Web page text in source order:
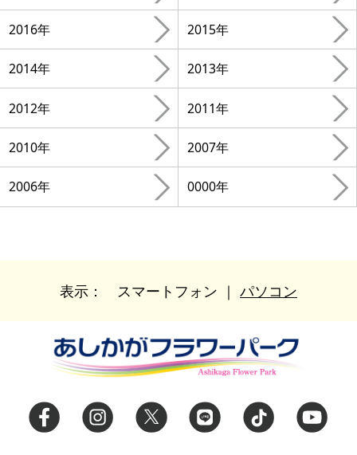
2016年 2015年
2014年 2013年
2012年 2011年
2010年 2007年
2006年 0000年
表示： スマートフォン ｜ パソコン